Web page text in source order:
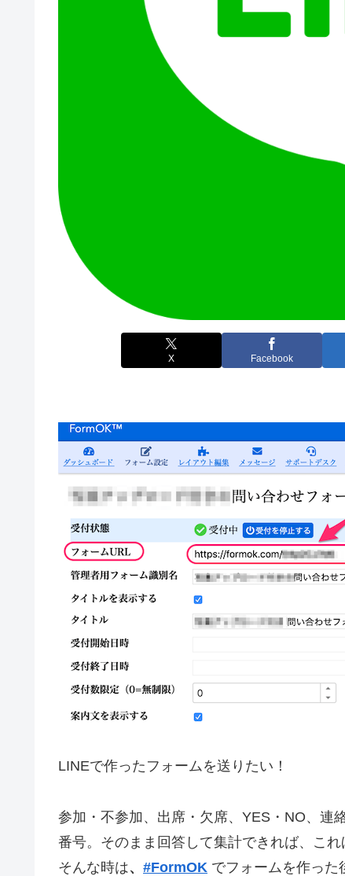
X Facebook
LINEで作ったフォームを送りたい！
参加・不参加、出席・欠席、YES・NO、連
番号。そのまま回答して集計できれば、これ
そんな時は、 #FormOK でフォームを作った